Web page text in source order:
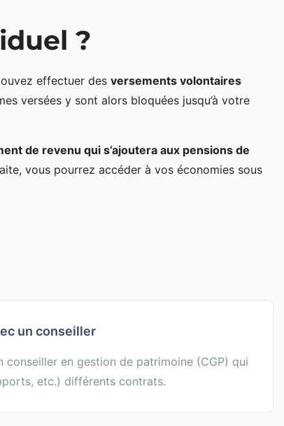
?
effectuer desversements volontaires
versées y sont alors bloquées jusqu’à votre
de revenu qui s’ajoutera aux pensions de
vous pourrez accéder à vos économies sous
un conseiller
conseiller en gestion de patrimoine (CGP) qui
etc.) différents contrats.